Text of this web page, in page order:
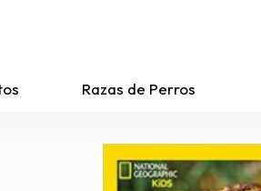
Razas de Perros